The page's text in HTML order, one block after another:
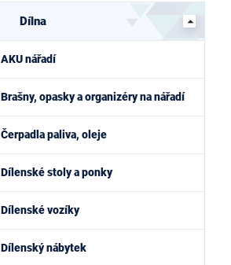
Dílna
AKU nářadí
Brašny, opasky a organizéry na nářadí
Čerpadla paliva, oleje
Dílenské stoly a ponky
Dílenské vozíky
Dílenský nábytek